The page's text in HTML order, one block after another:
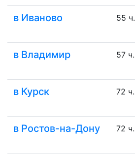
в Иваново 55 ч.
в Владимир 57 ч.
в Курск 72 ч.
в Ростов-на-Дону 72 ч.